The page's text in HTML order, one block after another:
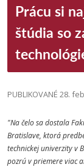
Prácu si
štúdia so
PUBLIKOVANÉ 28.
"Na čelo sa dostala
Bratislave, ktorá
technickej univerzity v
pozrú v priemere viac